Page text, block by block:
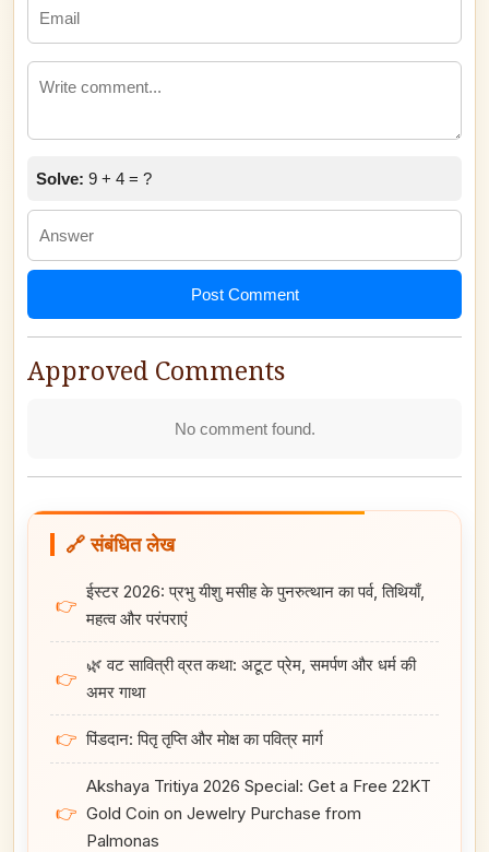
Solve: 9 + 4 = ?
Post Comment
Approved Comments
No comment found.
🔗 संबंधित लेख
👉
ईस्टर 2026: प्रभु यीशु मसीह के पुनरुत्थान का पर्व, तिथियाँ,
महत्व और परंपराएं
👉
🌿 वट सावित्री व्रत कथा: अटूट प्रेम, समर्पण और धर्म की
अमर गाथा
👉 पिंडदान: पितृ तृप्ति और मोक्ष का पवित्र मार्ग
👉
Akshaya Tritiya 2026 Special: Get a Free 22KT
Gold Coin on Jewelry Purchase from
Palmonas